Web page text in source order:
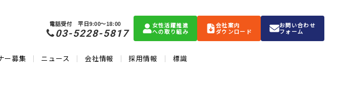
ー募集 ニュース 会社情報 採用情報 標識
電話受付 平日9:00～18:00
03-5228-5817
女性活躍推進
への取り組み
会社案内
ダウンロード
お問い合わせ
フォーム